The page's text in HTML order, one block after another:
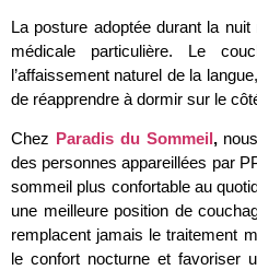
La posture adoptée durant la
médicale particulière. Le
l’affaissement naturel de la
de réapprendre à dormir sur le
Chez Paradis du Sommeil,nous
des personnes appareillées par
sommeil plus confortable au
une meilleure position de
remplacent jamais le traitement
le confort nocturne et favoriser